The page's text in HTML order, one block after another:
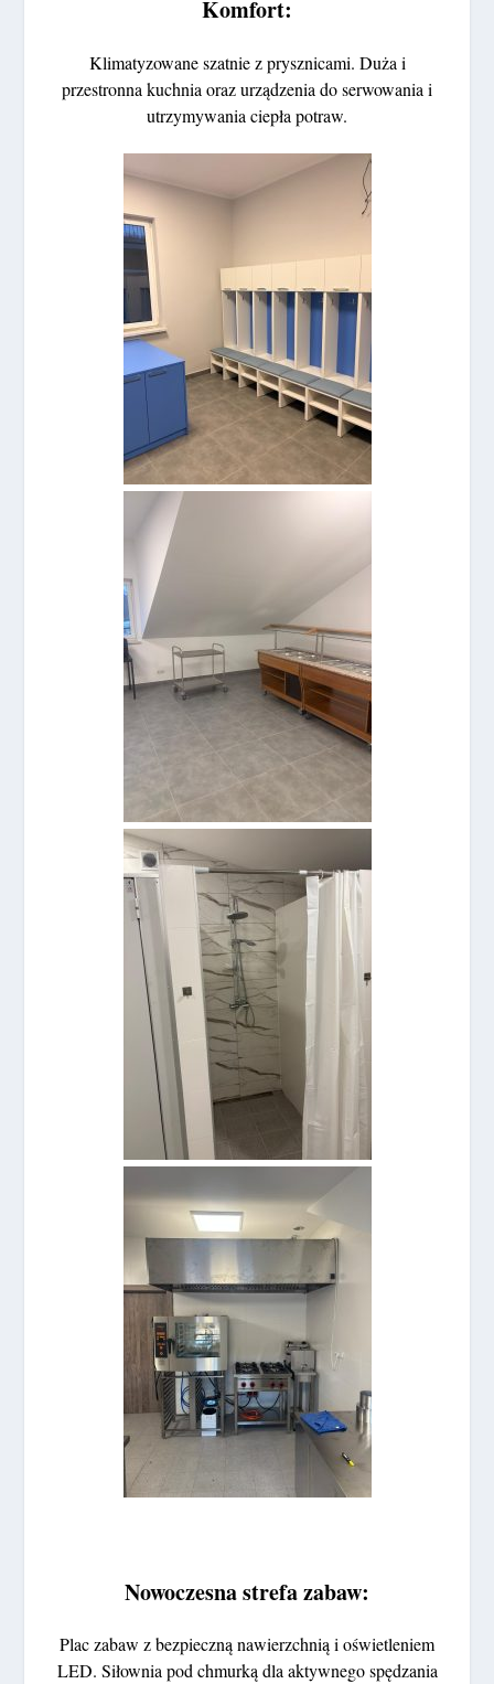
Komfort:
Klimatyzowane szatnie z prysznicami. Duża i
przestronna kuchnia oraz urządzenia do serwowania i
utrzymywania ciepła potraw.
Nowoczesna strefa zabaw:
Plac zabaw z bezpieczną nawierzchnią i oświetleniem
LED. Siłownia pod chmurką dla aktywnego spędzania